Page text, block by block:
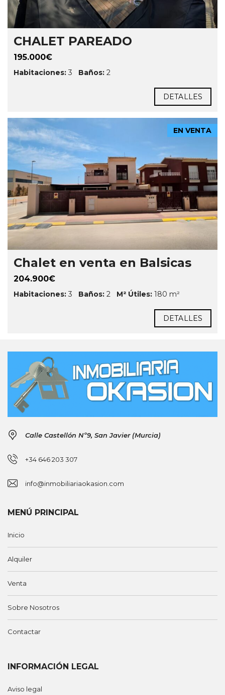
CHALET PAREADO
195.000€
Habitaciones: 3 Baños: 2
DETALLES
EN VENTA
Chalet en venta en Balsicas
204.900€
Habitaciones: 3 Baños: 2 M² Útiles: 180 m²
DETALLES
Calle Castellón Nº9, San Javier (Murcia)
+34 646 203 307
info@inmobiliariaokasion.com
MENÚ PRINCIPAL
Inicio
Alquiler
Venta
Sobre Nosotros
Contactar
INFORMACIÓN LEGAL
Aviso legal